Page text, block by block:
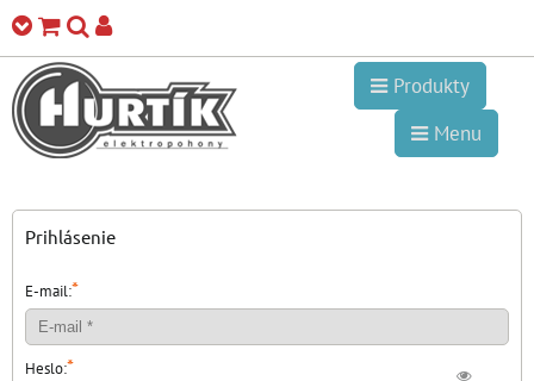
Produkty
Menu
Prihlásenie
E-mail:*
Heslo:*